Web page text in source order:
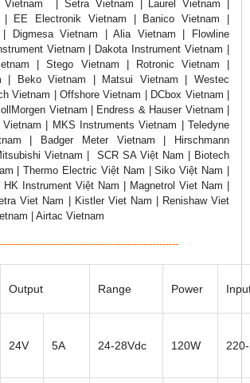
Vietnam | Setra Vietnam | Laurel Vietnam |
| EE Electronik Vietnam | Banico Vietnam |
| Digmesa Vietnam | Alia Vietnam | Flowline
Vietnam | Dakota Instrument Vietnam |
| Stego Vietnam | Rotronic Vietnam |
| Beko Vietnam | Matsui Vietnam | Westec
Vietnam | Offshore Vietnam | DCbox Vietnam |
Vietnam | Endress & Hauser Vietnam |
Vietnam | MKS Instruments Vietnam | Teledyne
| Badger Meter Vietnam | Hirschmann
Vietnam | SCR SA Việt Nam | Biotech
| Thermo Electric Việt Nam | Siko Việt Nam |
HK Instrument Việt Nam | Magnetrol Viet Nam |
Viet Nam | Kistler Viet Nam | Renishaw Viet
| Airtac Vietnam
Output Range Power
24V 5A 24-28Vdc 120W